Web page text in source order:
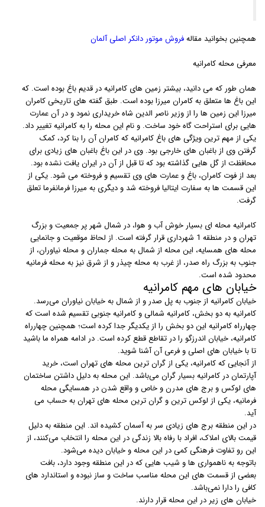
همچنین بخوانید مقالهفروش موتور دانکر اصلی آلمان
معرفی محله کامرانیه
همان طور که می دانید، بیشتر زمین های کامرانیه در قدیم باغ بوده است. که
این باغ ها متعلق به کامران میرزا بوده است. طبق گفته های تاریخی کامران
میرزا این زمین ها را از وزیر ناصر الدین شاه خریداری نمود و در آن عمارت
هایی برای استراحت گاه خود ساخت. و نام این محله را به کامرانیه تغییر داد.
یکی از مهم ترین ویژگی های باغ کامرانیه که کامران آن را بنا کرد، کمک
گرفتن وی از باغبان های خارجی بود. وی در این باغ باغبان های زیادی برای
محافظت از گل هایی گذاشته بود که تا قبل از آن در ایران یافت نشده بود.
بعد از فوت کامران، باغ و عمارت های وی تقسیم و فروخته می شود. یکی از
این قسمت ها به سفارت ایتالیا فروخته شد و دیگری به میرزا فرمانفرما تعلق
گرفت.
کامرانیه محله ای بسیار خوش آب و هوا، در شمال شهر پر جمعیت و بزرگ
تهران و در منطقه 1 شهرداری قرار گرفته است. از لحاظ موقعیت و جانمایی
محله های همسایه، این محله از شمال به محله جماران و محله نیاوران، از
جنوب به بزرگ راه صدر، از غرب به محله چیذر و از شرق نیز به محله فرمانیه
محدود شده است.
خیابان های مهم کامرانیه
خیابان کامرانیه از جنوب به پل صدر و از شمال به خیابان نیاوران می‌رسد.
کامرانیه به دو بخش، کامرانیه شمالی و کامرانیه جنوبی تقسیم شده است که
چهارراه کامرانیه این دو بخش را از یکدیگر جدا کرده است؛ همچنین چهارراه
کامرانیه، خیابان اندرزگو را در تقاطع قطع کرده است. در ادامه همراه ما باشید
تا با خیابان های اصلی و فرعی آن آشنا شوید.
از آنجایی که کامرانیه، یکی از گران ترین محله های تهران است، خرید
آپارتمان در کامرانیه بسیار گران می‌باشد. این محله به دلیل داشتن ساختمان
های لوکس و برج های مدرن و خاص و واقع شدن در همسایگی محله
فرمانیه، یکی از لوکس ترین و گران ترین محله های تهران به حساب می
آید.
در این منطقه برج های زیادی سر به آسمان کشیده اند. این منطقه به دلیل
قیمت بالای املاک، افراد با رفاه بالا زندگی در این محله را انتخاب می‌کنند، از
این رو تفاوت فرهنگی کمی در این محله و خیابان دیده می‌شود.
باتوجه به ناهمواری ها و شیب هایی که در این منطقه وجود دارد، بافت
بعضی از قسمت های این محله مناسب ساخت و ساز نبوده و استاندارد های
کافی را دارا نمی‌باشد.
خیابان های زیر در این محله قرار دارند.